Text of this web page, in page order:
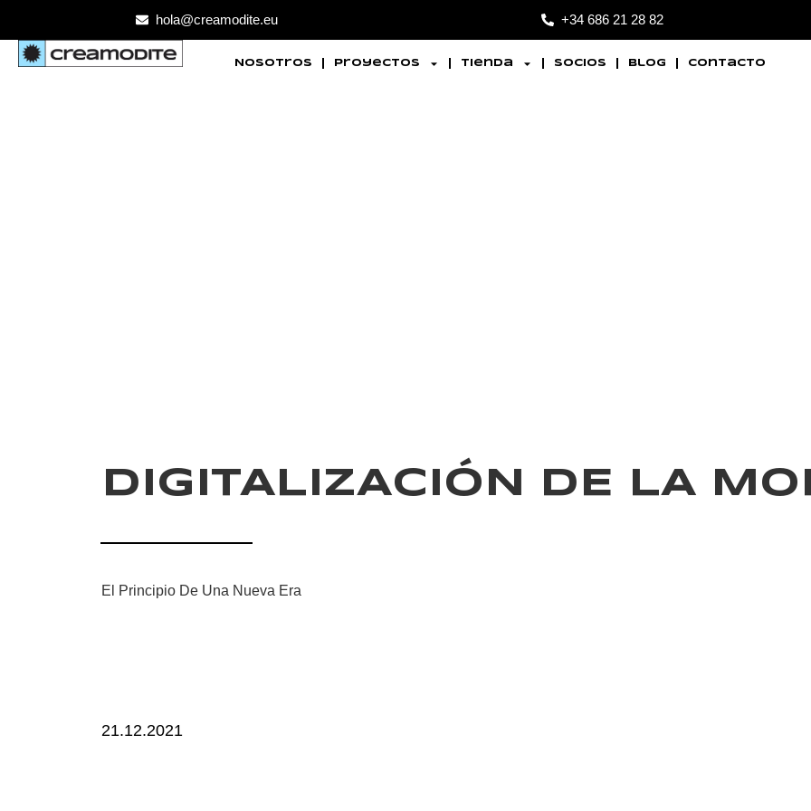
hola@creamodite.eu +34 686 21 28 82
Nosotros Proyectos Tienda Socios Blog Contacto
DIGITALIZACIÓN DE LA
El Principio De Una Nueva Era
21.12.2021